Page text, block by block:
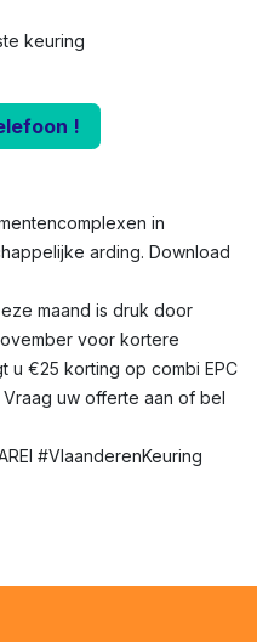
keuring
!
in
arding. Download
maand is druk door
voor kortere
u €25 korting op combi EPC
Vraag uw offerte aan of bel
#VlaanderenKeuring